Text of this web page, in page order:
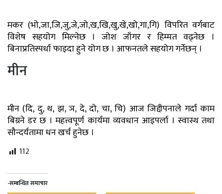
मकर (भो,जा,जि,जु,जे,जो,ख,खि,खु,खे,खो,गा,गि) विपरित वर्गबाट
विशेष सहयोग मिल्नेछ । जोश जाँगर र हिम्मत वढ्नेछ ।
बिनाप्रतिस्पर्धा फाइदा हुने योग छ । आफनतले सहयोग गर्नेछन् ।
मीन
मीन (दि, दु, थ, झ, ञ, दे, दो, चा, चि) आज जिद्दीपनाले गर्दा काम
बिग्रने डर छ । महत्त्वपूर्ण कार्यमा व्यवधान आइपर्ला । स्वास्थ तथा
सौन्दर्यतामा धन खर्च हुनेछ ।
112
-सम्बन्धित समाचार